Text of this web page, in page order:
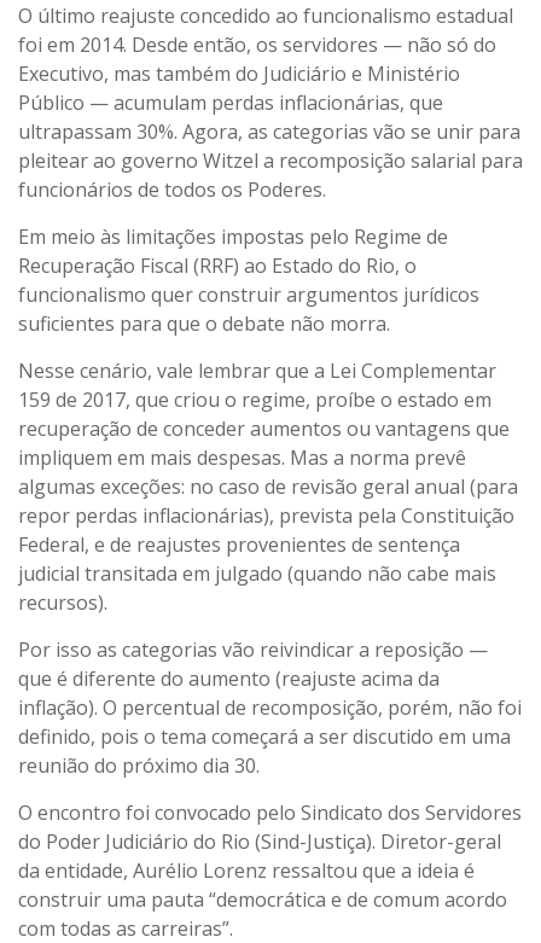
O último reajuste concedido ao funcionalismo estadual
foi em 2014. Desde então, os servidores — não só do
Executivo, mas também do Judiciário e Ministério
Público — acumulam perdas inflacionárias, que
ultrapassam 30%. Agora, as categorias vão se unir para
pleitear ao governo Witzel a recomposição salarial para
funcionários de todos os Poderes.
Em meio às limitações impostas pelo Regime de
Recuperação Fiscal (RRF) ao Estado do Rio, o
funcionalismo quer construir argumentos jurídicos
suficientes para que o debate não morra.
Nesse cenário, vale lembrar que a Lei Complementar
159 de 2017, que criou o regime, proíbe o estado em
recuperação de conceder aumentos ou vantagens que
impliquem em mais despesas. Mas a norma prevê
algumas exceções: no caso de revisão geral anual (para
repor perdas inflacionárias), prevista pela Constituição
Federal, e de reajustes provenientes de sentença
judicial transitada em julgado (quando não cabe mais
recursos).
Por isso as categorias vão reivindicar a reposição —
que é diferente do aumento (reajuste acima da
inflação). O percentual de recomposição, porém, não foi
definido, pois o tema começará a ser discutido em uma
reunião do próximo dia 30.
O encontro foi convocado pelo Sindicato dos Servidores
do Poder Judiciário do Rio (Sind-Justiça). Diretor-geral
da entidade, Aurélio Lorenz ressaltou que a ideia é
construir uma pauta “democrática e de comum acordo
com todas as carreiras”.